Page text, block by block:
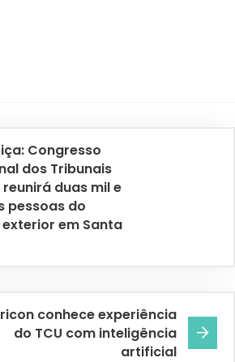
Congresso
dos Tribunais
duas mil e
pessoas do
exterior em Santa
conhece experiência
do TCU com inteligência
artificial